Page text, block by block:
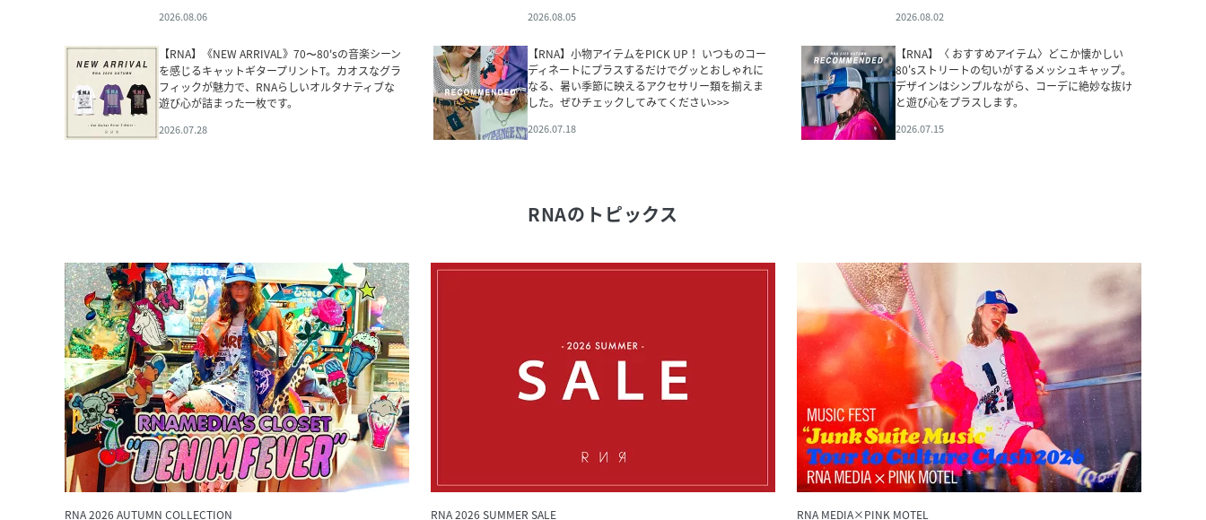
2026.08.06 2026.08.05 2026.08.02
【RNA】《NEW ARRIVAL》70〜80'sの音楽シーン
を感じるキャットギタープリントT。カオスなグラ
フィックが魅力で、RNAらしいオルタナティブな
遊び心が詰まった一枚です。
2026.07.28
【RNA】小物アイテムをPICK UP！ いつものコー
ディネートにプラスするだけでグッとおしゃれに
なる、暑い季節に映えるアクセサリー類を揃えま
した。ぜひチェックしてみてください>>>
2026.07.18
【RNA】〈 おすすめアイテム〉どこか懐かしい
80'sストリートの匂いがするメッシュキャップ。
デザインはシンプルながら、コーデに絶妙な抜け
と遊び心をプラスします。
2026.07.15
RNAのトピックス
RNA 2026 AUTUMN COLLECTION RNA 2026 SUMMER SALE RNA MEDIA×PINK MOTEL